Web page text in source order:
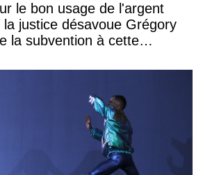
le bon usage de l'argent
justice désavoue Grégory
la subvention à cette